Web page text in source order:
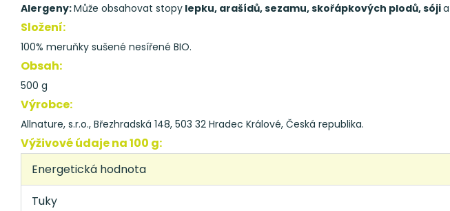
Alergeny:Může obsahovat stopy lepku, arašídů, sezamu, skořápkových plodů, sójia
Složení:
100% meruňky sušené nesířené BIO.
Obsah:
500 g
Výrobce:
Allnature, s.r.o., Březhradská 148, 503 32 Hradec Králové, Česká republika.
Výživové údaje na 100 g:
Energetická hodnota
Tuky